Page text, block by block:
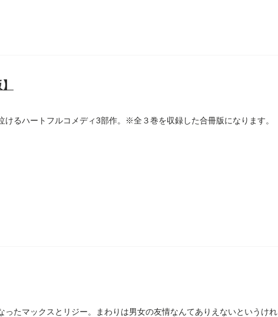
るハートフルコメディ3部作。※全３巻を収録した合冊版になります。
ったマックスとリジー。まわりは男女の友情なんてありえないというけれ